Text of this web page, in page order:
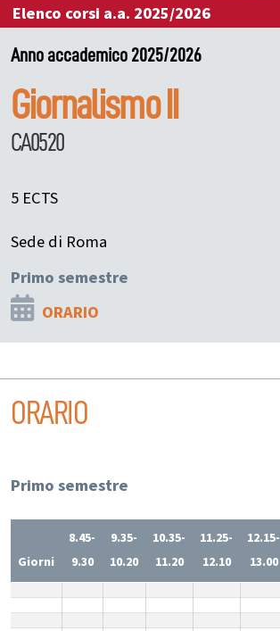
Elenco corsi a.a. 2025/2026
Anno accademico 2025/2026
Giornalismo II
CA0520
5 ECTS
Sede di Roma
Primo semestre
ORARIO
ORARIO
Primo semestre
Giorni
8.45-
9.30
9.35-
10.20
10.35-
11.20
11.25-
12.10
12.15-
13.00